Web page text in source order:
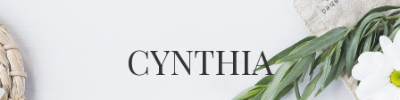
ン
テ
ン
ツ
CYNTHIA